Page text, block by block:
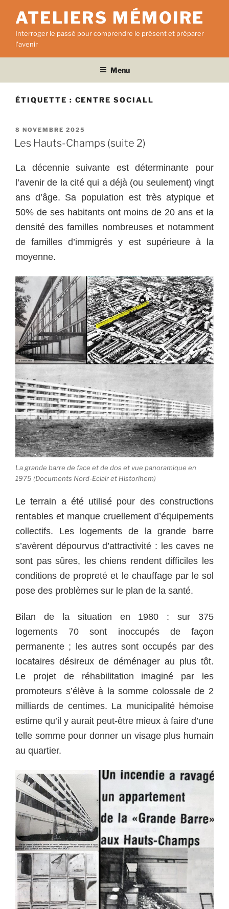
contenu
principal
ATELIERS MÉMOIRE
Interroger le passé pour comprendre le présent et préparer
l'avenir
Menu
ÉTIQUETTE : CENTRE SOCIALL
PUBLIÉ
LE
8 NOVEMBRE 2025
Les Hauts-Champs (suite 2)
La décennie suivante est déterminante pour
l’avenir de la cité qui a déjà (ou seulement) vingt
ans d’âge. Sa population est très atypique et
50% de ses habitants ont moins de 20 ans et la
densité des familles nombreuses et notamment
de familles d’immigrés y est supérieure à la
moyenne.
La grande barre de face et de dos et vue panoramique en
1975 (Documents Nord-Eclair et Historihem)
Le terrain a été utilisé pour des constructions
rentables et manque cruellement d’équipements
collectifs. Les logements de la grande barre
s’avèrent dépourvus d’attractivité : les caves ne
sont pas sûres, les chiens rendent difficiles les
conditions de propreté et le chauffage par le sol
pose des problèmes sur le plan de la santé.
Bilan de la situation en 1980 : sur 375
logements 70 sont inoccupés de façon
permanente ; les autres sont occupés par des
locataires désireux de déménager au plus tôt.
Le projet de réhabilitation imaginé par les
promoteurs s’élève à la somme colossale de 2
milliards de centimes. La municipalité hémoise
estime qu’il y aurait peut-être mieux à faire d’une
telle somme pour donner un visage plus humain
au quartier.